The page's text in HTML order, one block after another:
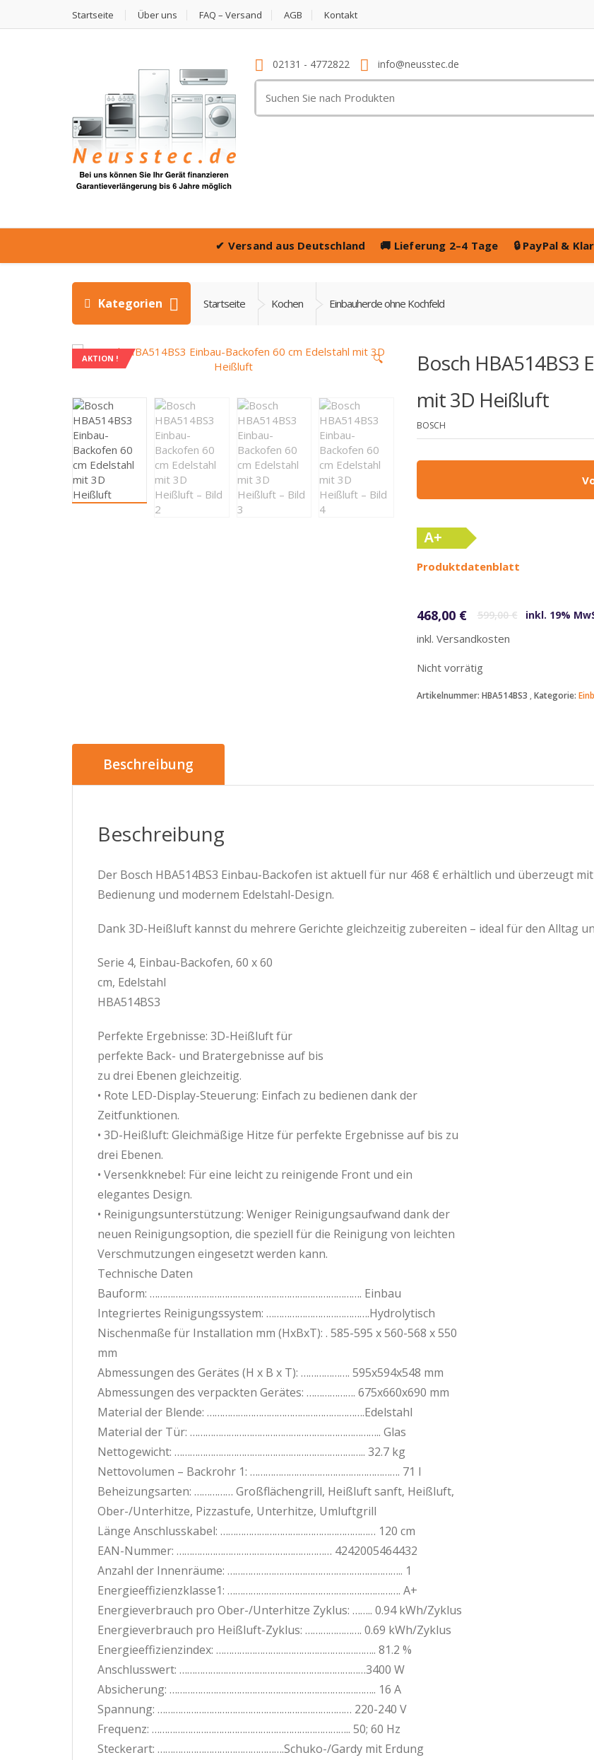
Startseite Über uns FAQ – Versand AGB Kontakt
02131 - 4772822 info@neusstec.de
nach:
✔ Versand aus Deutschland 🚚 Lieferung 2–4 Tage 🔒 PayPal &
Kategorien Startseite Kochen Einbauherde ohne Kochfeld
AKTION ! 🔍
Bosch HBA514BS3
mit 3D Heißluft
BOSCH
A+
Produktdatenblatt
599,00€
468,00 € inkl. 19%
inkl. Versandkosten
Nicht vorrätig
Artikelnummer: HBA514BS3 Kategorie:
Beschreibung
Beschreibung
Der Bosch HBA514BS3 Einbau-Backofen ist aktuell für nur 468 € erhältlich und überzeugt
Bedienung und modernem Edelstahl-Design.
Dank 3D-Heißluft kannst du mehrere Gerichte gleichzeitig zubereiten – ideal für den Alltag
Serie 4, Einbau-Backofen, 60 x 60
cm, Edelstahl
HBA514BS3
Perfekte Ergebnisse: 3D-Heißluft für
perfekte Back- und Bratergebnisse auf bis
zu drei Ebenen gleichzeitig.
• Rote LED-Display-Steuerung: Einfach zu bedienen dank der
Zeitfunktionen.
• 3D-Heißluft: Gleichmäßige Hitze für perfekte Ergebnisse auf bis zu
drei Ebenen.
• Versenkknebel: Für eine leicht zu reinigende Front und ein
elegantes Design.
• Reinigungsunterstützung: Weniger Reinigungsaufwand dank der
neuen Reinigungsoption, die speziell für die Reinigung von leichten
Verschmutzungen eingesetzt werden kann.
Technische Daten
Bauform: ………………………………………………………………………. Einbau
Integriertes Reinigungssystem: ………………………………….Hydrolytisch
Nischenmaße für Installation mm (HxBxT): . 585-595 x 560-568 x 550
mm
Abmessungen des Gerätes (H x B x T): ………………. 595x594x548 mm
Abmessungen des verpackten Gerätes: ………………. 675x660x690 mm
Material der Blende: …………………………………………………….Edelstahl
Material der Tür: ……………………………………………………………….. Glas
Nettogewicht: ……………………………………………………………….. 32.7 kg
Nettovolumen – Backrohr 1: …………………………………………………. 71 l
Beheizungsarten: …………… Großflächengrill, Heißluft sanft, Heißluft,
Ober-/Unterhitze, Pizzastufe, Unterhitze, Umluftgrill
Länge Anschlusskabel: …………………………………………………… 120 cm
EAN-Nummer: …………………………………………………… 4242005464432
Anzahl der Innenräume: ………………………………………………………….. 1
Energieeffizienzklasse1: …………………………………………………………. A+
Energieverbrauch pro Ober-/Unterhitze Zyklus: …….. 0.94 kWh/Zyklus
Energieverbrauch pro Heißluft-Zyklus: …………………. 0.69 kWh/Zyklus
Energieeffizienzindex: …………………………………………………….. 81.2 %
Anschlusswert: ………………………………………………………………3400 W
Absicherung: …………………………………………………………………….. 16 A
Spannung: ………………………………………………………………… 220-240 V
Frequenz: ………………………………………………………………….. 50; 60 Hz
Steckerart: ………………………………………….Schuko-/Gardy mit Erdung